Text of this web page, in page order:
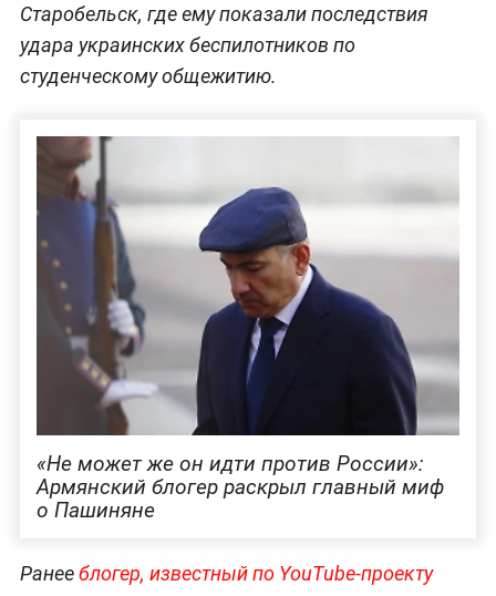
Старобельск, где ему показали последствия
удара украинских беспилотников по
студенческому общежитию.
«Не может же он идти против России»:
Армянский блогер раскрыл главный миф
о Пашиняне
Ранееблогер, известный по YouTube-проекту